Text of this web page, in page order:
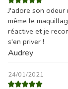
J'adore son
même le
réactive et je
s'en priver !
Audrey
24/01/2021